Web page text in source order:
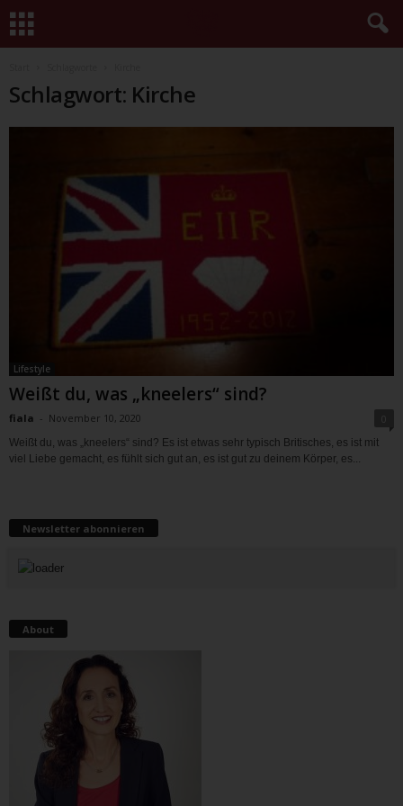
Schlagwort: Kirche
Lifestyle
Weißt du, was „kneelers“ sind?
fiala - November 10, 2020
Weißt du, was „kneelers“ sind? Es ist etwas sehr typisch Britisches, es ist mit
viel Liebe gemacht, es fühlt sich gut an, es ist gut zu deinem Körper, es...
Newsletter abonnieren
About